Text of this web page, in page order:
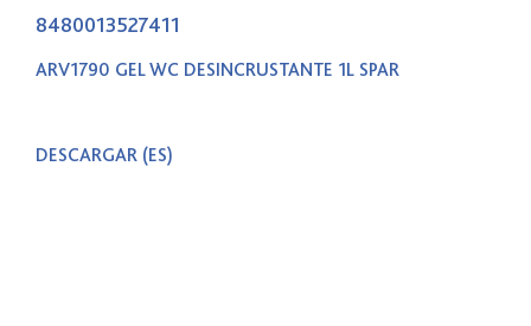
8480013527411
ARV1790 GEL WC DESINCRUSTANTE 1L SPAR
DESCARGAR(ES)